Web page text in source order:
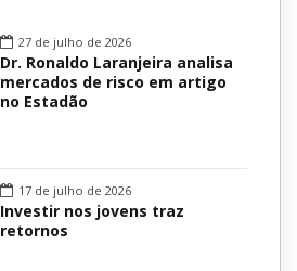
27 de julho de 2026
Dr. Ronaldo Laranjeira analisa
mercados de risco em artigo
no Estadão
17 de julho de 2026
Investir nos jovens traz
retornos